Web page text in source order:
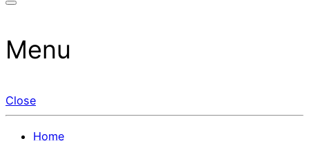
Menu
Close
Home